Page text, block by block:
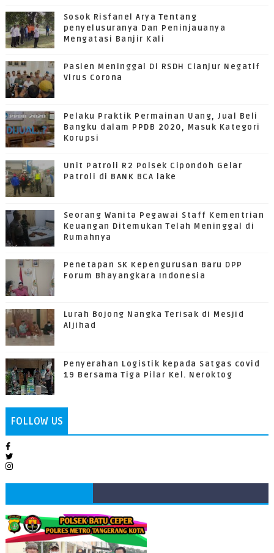
Sosok Risfanel Arya Tentang
penyelusuranya Dan Peninjauanya
Mengatasi Banjir Kali
Pasien Meninggal Di RSDH Cianjur Negatif
Virus Corona
Pelaku Praktik Permainan Uang, Jual Beli
Bangku dalam PPDB 2020, Masuk Kategori
Korupsi
Unit Patroli R2 Polsek Cipondoh Gelar
Patroli di BANK BCA lake
Seorang Wanita Pegawai Staff Kementrian
Keuangan Ditemukan Telah Meninggal di
Rumahnya
Penetapan SK Kepengurusan Baru DPP
Forum Bhayangkara Indonesia
Lurah Bojong Nangka Terisak di Mesjid
Aljihad
Penyerahan Logistik kepada Satgas covid
19 Bersama Tiga Pilar Kel. Neroktog
FOLLOW US